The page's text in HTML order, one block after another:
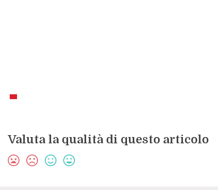
Valuta la qualità di questo articolo